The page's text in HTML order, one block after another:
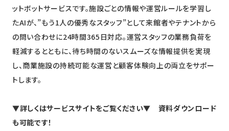
ットボットサービスです。施設ごとの情報や運営ルールを学習し
たAIが、”もう1人の優秀なスタッフ”として来館者やテナントから
の問い合わせに24時間365日対応。運営スタッフの業務負荷を
軽減するとともに、待ち時間のないスムーズな情報提供を実現
し、商業施設の持続可能な運営と顧客体験向上の両立をサポー
トします。
▼詳しくはサービスサイトをご覧ください▼ 資料ダウンロード
も可能です！